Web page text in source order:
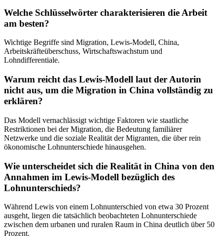
Welche Schlüsselwörter charakterisieren die Arbeit
am besten?
Wichtige Begriffe sind Migration, Lewis-Modell, China,
Arbeitskräfteüberschuss, Wirtschaftswachstum und
Lohndifferentiale.
Warum reicht das Lewis-Modell laut der Autorin
nicht aus, um die Migration in China vollständig zu
erklären?
Das Modell vernachlässigt wichtige Faktoren wie staatliche
Restriktionen bei der Migration, die Bedeutung familiärer
Netzwerke und die soziale Realität der Migranten, die über rein
ökonomische Lohnunterschiede hinausgehen.
Wie unterscheidet sich die Realität in China von den
Annahmen im Lewis-Modell bezüglich des
Lohnunterschieds?
Während Lewis von einem Lohnunterschied von etwa 30 Prozent
ausgeht, liegen die tatsächlich beobachteten Lohnunterschiede
zwischen dem urbanen und ruralen Raum in China deutlich über 50
Prozent.